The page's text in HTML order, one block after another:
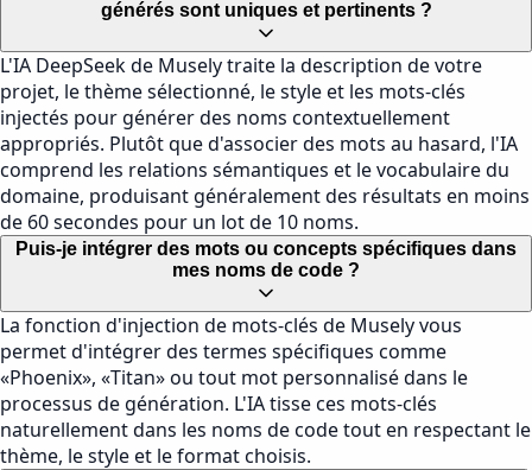
générés sont uniques et pertinents ?
L'IA DeepSeek de Musely traite la description de votre
projet, le thème sélectionné, le style et les mots-clés
injectés pour générer des noms contextuellement
appropriés. Plutôt que d'associer des mots au hasard, l'IA
comprend les relations sémantiques et le vocabulaire du
domaine, produisant généralement des résultats en moins
de 60 secondes pour un lot de 10 noms.
Puis-je intégrer des mots ou concepts spécifiques dans
mes noms de code ?
La fonction d'injection de mots-clés de Musely vous
permet d'intégrer des termes spécifiques comme
«Phoenix», «Titan» ou tout mot personnalisé dans le
processus de génération. L'IA tisse ces mots-clés
naturellement dans les noms de code tout en respectant le
thème, le style et le format choisis.